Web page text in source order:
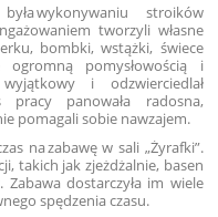
wykonywaniu stroików
tworzyli własne
bombki, wstążki, świece
pomysłowością
i
i odzwierciedlał
panowała radosna,
pomagali sobie nawzajem.
nazabawę w sali „Żyrafki”.
takich jak zjeżdżalnie, basen
dostarczyła im wiele
spędzenia czasu.